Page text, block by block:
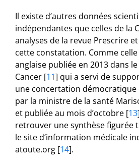
Il existe d’autres données
indépendantes que celles de la
analyses de la revue Prescrire
cette constatation. Comme celle
anglaise publiée en 2013 dans
Cancer[11] qui a servi de
une concertation démocratique
par la ministre de la santé
et publiée au mois d’octobre[13]
retrouver une synthèse figurée
le site d’information médicale
atoute.org[14].